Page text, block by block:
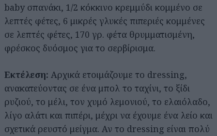
baby σπανάκι, 1/2 κόκκινο κρεμμύδι κομμένο σε
λεπτές φέτες, 6 μικρές γλυκές πιπεριές κομμένες
σε λεπτές φέτες, 170 γρ. φέτα θρυμματισμένη,
φρέσκος δυόσμος για το σερβίρισμα.
Εκτέλεση: Αρχικά ετοιμάζουμε το dressing,
ανακατεύοντας σε ένα μπολ το ταχίνι, το ξίδι
ρυζιού, το μέλι, τον χυμό λεμονιού, το ελαιόλαδο,
λίγο αλάτι και πιπέρι, μέχρι να έχουμε ένα λείο και
σχετικά ρευστό μείγμα. Αν το dressing είναι πολύ